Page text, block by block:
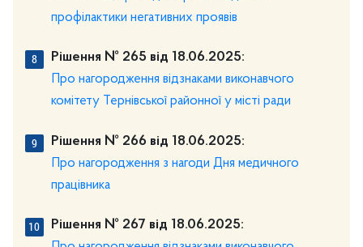
профілактики негативних проявів
Рішення № 265 від 18.06.2025:
Про нагородження відзнаками виконавчого
комітету Тернівської районної у місті ради
Рішення № 266 від 18.06.2025:
Про нагородження з нагоди Дня медичного
працівника
Рішення № 267 від 18.06.2025: